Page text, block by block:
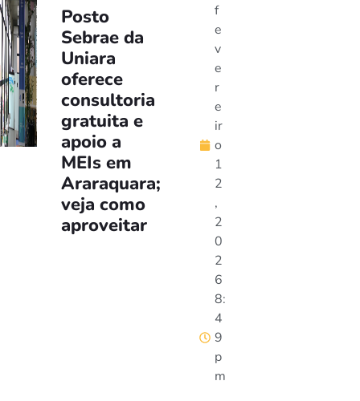
Posto
Sebrae da
Uniara
oferece
consultoria
gratuita e
apoio a
MEIs em
Araraquara;
veja como
aproveitar
f
e
v
e
r
e
ir
o
1
2
,
2
0
2
6
8:
4
9
p
m